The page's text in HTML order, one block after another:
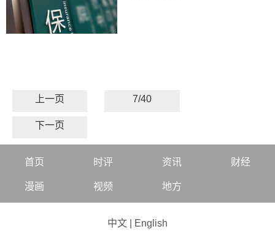
上一页 7/40
下一页
首页 时评 资讯 财经
漫画 视频 地方
中文 English